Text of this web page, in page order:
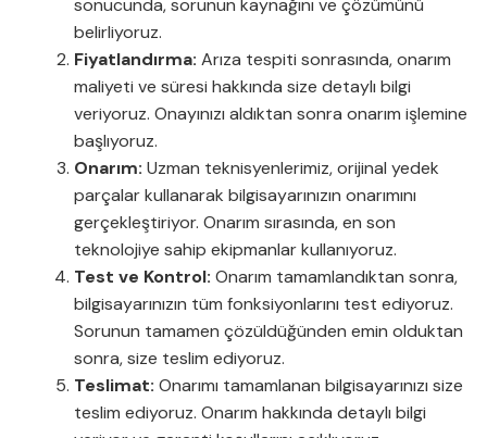
sonucunda, sorunun kaynağını ve çözümünü
belirliyoruz.
Fiyatlandırma: Arıza tespiti sonrasında, onarım
maliyeti ve süresi hakkında size detaylı bilgi
veriyoruz. Onayınızı aldıktan sonra onarım işlemine
başlıyoruz.
Onarım: Uzman teknisyenlerimiz, orijinal yedek
parçalar kullanarak bilgisayarınızın onarımını
gerçekleştiriyor. Onarım sırasında, en son
teknolojiye sahip ekipmanlar kullanıyoruz.
Test ve Kontrol: Onarım tamamlandıktan sonra,
bilgisayarınızın tüm fonksiyonlarını test ediyoruz.
Sorunun tamamen çözüldüğünden emin olduktan
sonra, size teslim ediyoruz.
Teslimat: Onarımı tamamlanan bilgisayarınızı size
teslim ediyoruz. Onarım hakkında detaylı bilgi